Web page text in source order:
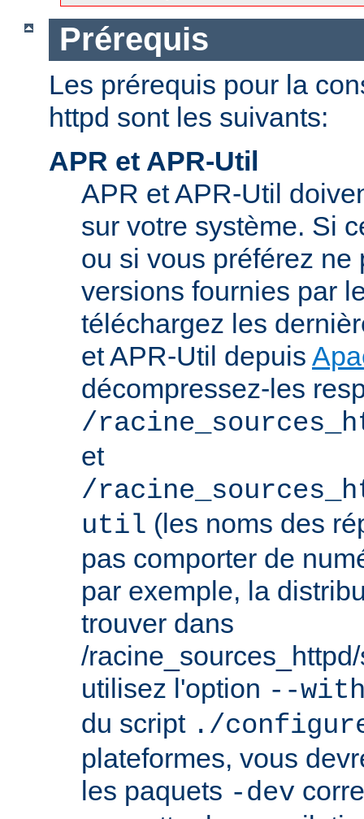
Prérequis
Les prérequis pour la
httpd sont les suivants:
APR et APR-Util
APR et APR-Util
sur votre système. Si
ou si vous préférez ne
versions fournies par
téléchargez les
et APR-Util depuis
décompressez-les
/
et
/
util (les noms des
pas comporter de
par exemple, la
trouver dans
/
utilisez l'option --
du script ./
plateformes, vous
les paquets -dev